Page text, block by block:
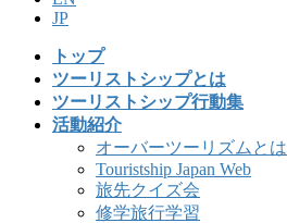
JP
トップ
ツーリストシップとは
ツーリストシップ行動集
活動紹介
オーバーツーリズムとは
Touristship Japan Web
旅先クイズ会
修学旅行学習